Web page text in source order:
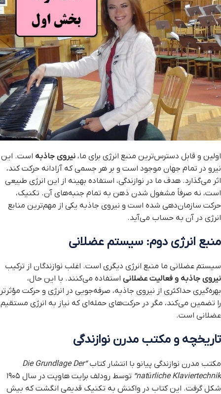
اولین و قابل دسترس‌ترین منبع انرژی برای ما، نیروی جاذبه است. این
نیرو در تمام جهان موجود است و بر هر جسمی که آزادانه حرکت کند،
اثر می‌گذارد. هدف ما در نوازندگی، استفاده بهینه از این انرژی طبیعی
است، نه صرفاً مشغول شدن ذهن به تمام جنبه‌های آن. تکنیک،
حرکت سازمان‌دهی شده است و نیروی جاذبه یکی از مهم‌ترین منابع
انرژی در آن به حساب می‌آید.
منبع انرژی دوم: سیستم عضلانی
سیستم عضلانی ما منبع انرژی دیگری است. اغلب نوازندگان از ترکیب
نیروی جاذبه و فعالیت عضلانی استفاده می‌کنند. با این حال،
بهره‌گیری حداکثری از نیروی جاذبه، صرفه‌جویی در انرژی و حرکت مؤثرتر
را تضمین می‌کند، مگر در حرکت‌های حمله‌ای که نیاز به انرژی مستقیم
عضلانی است.
تاریخچه و مکتب مدرن نوازندگی
مکتب مدرن نوازندگی پیانو با انتشار کتاب “Die Grundlage Der
natürliche Klaviertechnik”
توسط رودلف برایت هاوپت در سال ۱۹۰۵
شکل گرفت. این کتاب در واکنش به تکنیک قدیمی انگشت که بیش